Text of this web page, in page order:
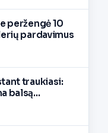
peržengė 10
pardavimus
traukiasi:
balsą